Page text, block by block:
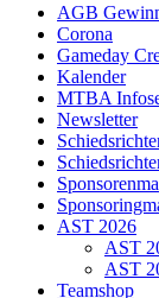
AGB
Corona
Gameday
Kalender
MTBA
Newsletter
AST 2026
AST
AST
Teamshop